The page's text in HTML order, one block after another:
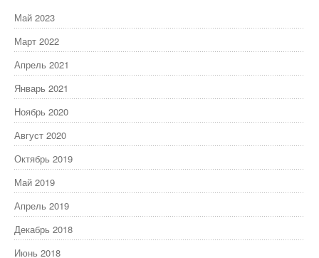
Май 2023
Март 2022
Апрель 2021
Январь 2021
Ноябрь 2020
Август 2020
Октябрь 2019
Май 2019
Апрель 2019
Декабрь 2018
Июнь 2018